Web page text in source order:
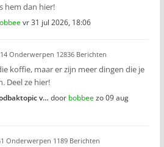
hem dan hier!
vr 31 jul 2026, 18:06
Onderwerpen 12836 Berichten
koffie, maar er zijn meer dingen die je
Deel ze hier!
v… door bobbeezo 09 aug
Onderwerpen 1189 Berichten